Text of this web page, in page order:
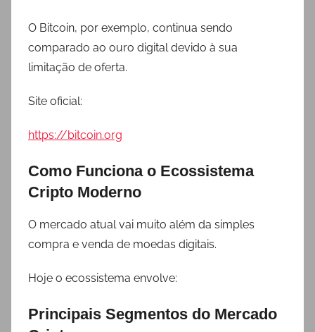
O Bitcoin, por exemplo, continua sendo
comparado ao ouro digital devido à sua
limitação de oferta.
Site oficial:
https://bitcoin.org
Como Funciona o Ecossistema
Cripto Moderno
O mercado atual vai muito além da simples
compra e venda de moedas digitais.
Hoje o ecossistema envolve:
Principais Segmentos do Mercado